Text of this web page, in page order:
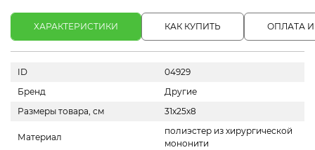
ХАРАКТЕРИСТИКИ КАК КУПИТЬ ОПЛАТА
ID
04929
Бренд
Другие
Размеры товара, см
31х25х8
Материал
полиэстер из хирургической
мононити